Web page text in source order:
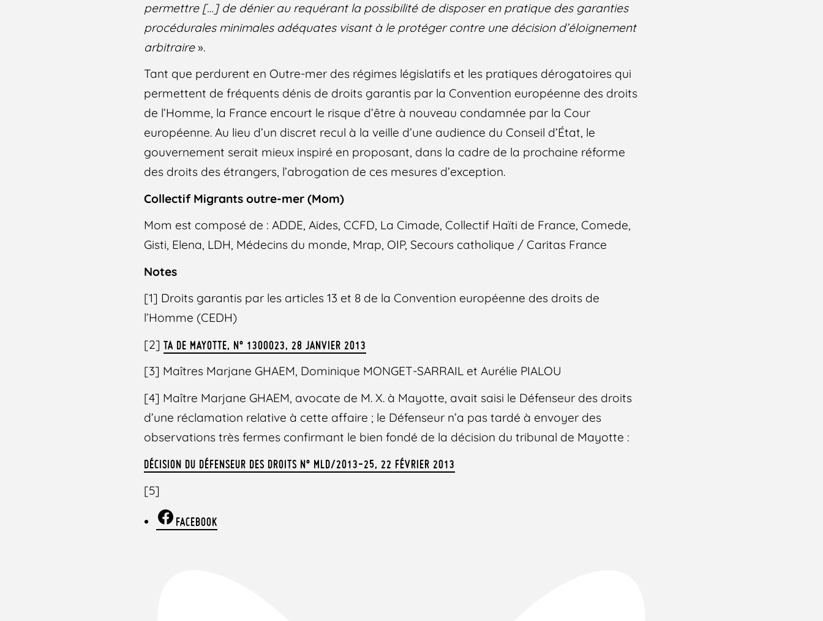
permettre […] de dénier au requérant la possibilité de disposer en pratique des garanties
procédurales minimales adéquates visant à le protéger contre une décision d’éloignement
arbitraire».
Tant que perdurent en Outre-mer des régimes législatifs et les pratiques dérogatoires qui
permettent de fréquents dénis de droits garantis par la Convention européenne des droits
de l’Homme, la France encourt le risque d’être à nouveau condamnée par la Cour
européenne. Au lieu d’un discret recul à la veille d’une audience du Conseil d’État, le
gouvernement serait mieux inspiré en proposant, dans la cadre de la prochaine réforme
des droits des étrangers, l’abrogation de ces mesures d’exception.
Collectif Migrants outre-mer (Mom)
Mom est composé de : ADDE, Aides, CCFD, La Cimade, Collectif Haïti de France, Comede,
Gisti, Elena, LDH, Médecins du monde, Mrap, OIP, Secours catholique / Caritas France
Notes
[1] Droits garantis par les articles 13 et 8 de la Convention européenne des droits de
l’Homme (CEDH)
[2]TA DE MAYOTTE, N° 1300023, 28 JANVIER 2013
[3] Maîtres Marjane GHAEM, Dominique MONGET-SARRAIL et Aurélie PIALOU
[4] Maître Marjane GHAEM, avocate de M. X. à Mayotte, avait saisi le Défenseur des droits
d’une réclamation relative à cette affaire ; le Défenseur n’a pas tardé à envoyer des
observations très fermes confirmant le bien fondé de la décision du tribunal de Mayotte :
DÉCISION DU DÉFENSEUR DES DROITS N° MLD/2013-25, 22 FÉVRIER 2013
[5]
FACEBOOK